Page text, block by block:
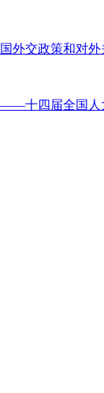
外交政策和对外
——十四届全国人